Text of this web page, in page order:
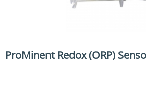
ProMinent Redox (ORP)